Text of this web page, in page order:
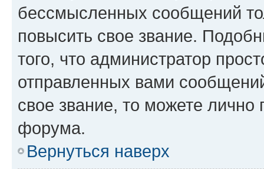
бессмысленных сообщений
повысить свое звание.
того, что администратор
отправленных вами
свое звание, то можете лично
форума.
Вернуться наверх